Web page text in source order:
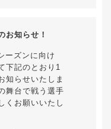
お知らせ！
ーズンに向け
下記のとおり1
知らせいたしま
舞台で戦う選手
くお願いいたし